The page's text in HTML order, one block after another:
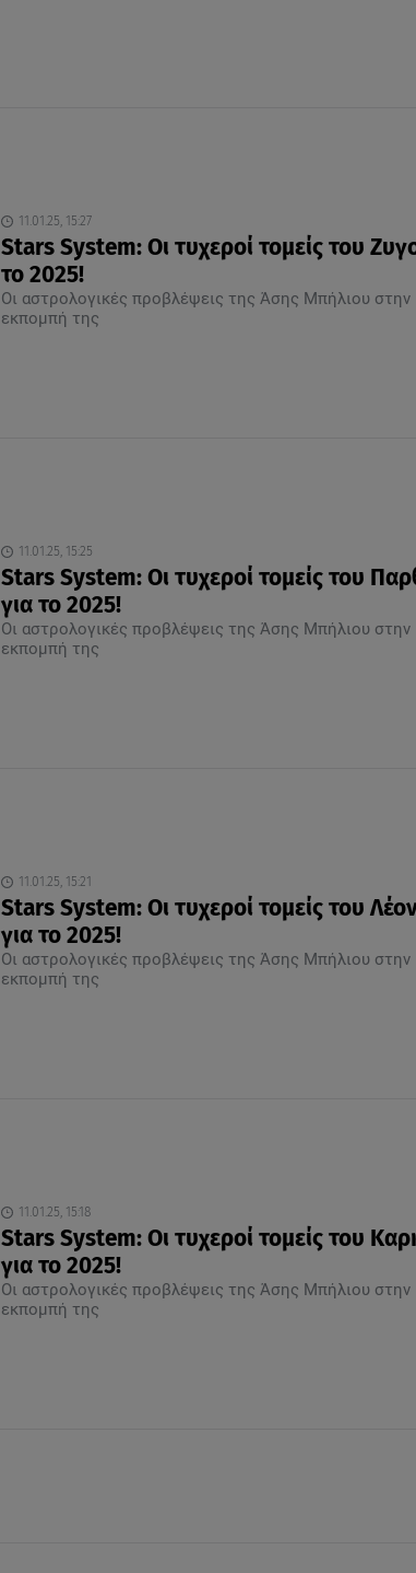
11.01.25, 15:27
Stars System: Οι τυχεροί τομείς του
το 2025!
Οι αστρολογικές προβλέψεις της Άσης Μπήλιου στην
εκπομπή της
11.01.25, 15:25
Stars System: Οι τυχεροί τομείς του
για το 2025!
Οι αστρολογικές προβλέψεις της Άσης Μπήλιου στην
εκπομπή της
11.01.25, 15:21
Stars System: Οι τυχεροί τομείς του
για το 2025!
Οι αστρολογικές προβλέψεις της Άσης Μπήλιου στην
εκπομπή της
11.01.25, 15:18
Stars System: Οι τυχεροί τομείς του
για το 2025!
Οι αστρολογικές προβλέψεις της Άσης Μπήλιου στην
εκπομπή της